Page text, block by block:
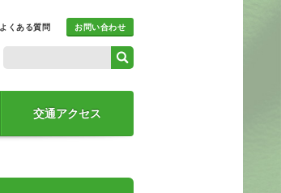
よくある質問 お問い合わせ
交通アクセス